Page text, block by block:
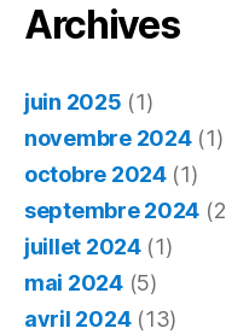
Archives
juin 2025 (1)
novembre 2024(1)
octobre 2024(1)
septembre 2024
juillet 2024(1)
mai 2024(5)
avril 2024(13)